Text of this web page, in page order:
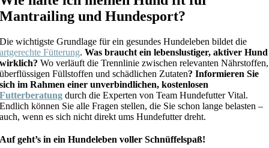
Mantrailing und Hundesport?
Die wichtigste Grundlage für ein gesundes Hundeleben bildet die
artgerechte Fütterung.Was braucht ein lebenslustiger, aktiver Hund
wirklich?Wo verläuft die Trennlinie zwischen relevanten Nährstoffen,
überflüssigen Füllstoffen und schädlichen Zutaten? Informieren Sie
sich im Rahmen einer unverbindlichen, kostenlosen
Futterberatung durch die Experten von Team Hundefutter Vital.
Endlich können Sie alle Fragen stellen, die Sie schon lange belasten –
auch, wenn es sich nicht direkt ums Hundefutter dreht.
Auf geht’s in ein Hundeleben voller Schnüffelspaß!